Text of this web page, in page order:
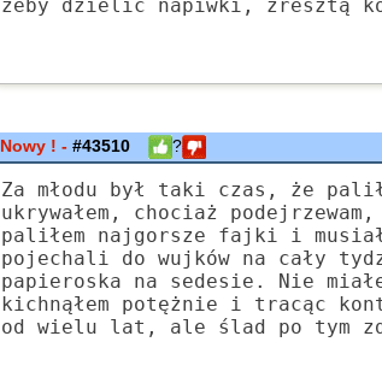
żeby dzielić napiwki, zresztą
Nowy ! -#43510 ?
Za młodu był taki czas, że
ukrywałem, chociaż
paliłem najgorsze fajki i
pojechali do wujków na cały
papieroska na sedesie. Nie
kichnąłem potężnie i tracąc
od wielu lat, ale ślad po tym